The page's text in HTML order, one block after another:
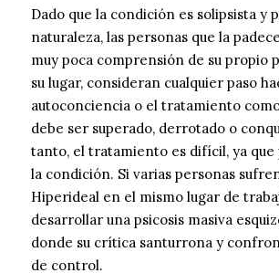
Dado que la condición es solipsista y
naturaleza, las personas que la
muy poca comprensión de su propio
su lugar, consideran cualquier paso
autoconciencia o el tratamiento
debe ser superado, derrotado o
tanto, el tratamiento es difícil, ya que
la condición. Si varias personas
Hiperideal en el mismo lugar de
desarrollar una psicosis masiva
donde su crítica santurrona y
de control.